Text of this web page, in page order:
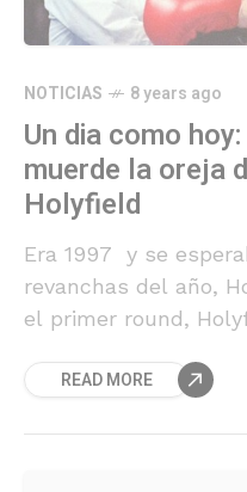
NOTICIAS 8 years ago
Un dia como
muerde la oreja
Holyfield
Era 1997 y se
revanchas del año,
el primer round,
oponente. Sin
READ MORE